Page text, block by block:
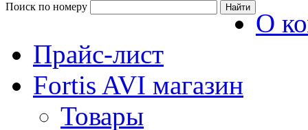
Поиск по номеру
О
Прайс-лист
Fortis AVI магазин
Товары